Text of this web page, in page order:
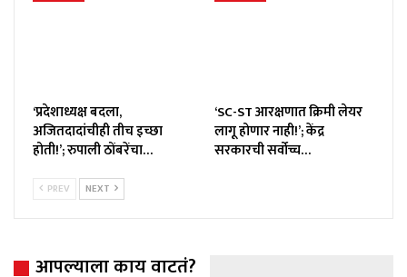
‘प्रदेशाध्यक्ष बदला,
अजितदादांचीही तीच इच्छा
होती!’; रुपाली ठोंबरेंचा…
‘SC-ST आरक्षणात क्रिमी लेयर
लागू होणार नाही!’; केंद्र
सरकारची सर्वोच्च…
PREV NEXT
आपल्याला काय वाटतं?